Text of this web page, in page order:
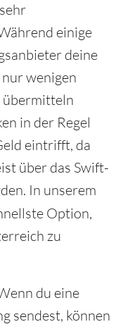
einige
deine
wenigen
übermitteln
in der Regel
eintrifft, da
über das Swift-
In unserem
Option,
zu
du eine
sendest, können